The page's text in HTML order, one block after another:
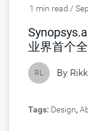
1 min read /
业界首个
RL By
Tags: Design,